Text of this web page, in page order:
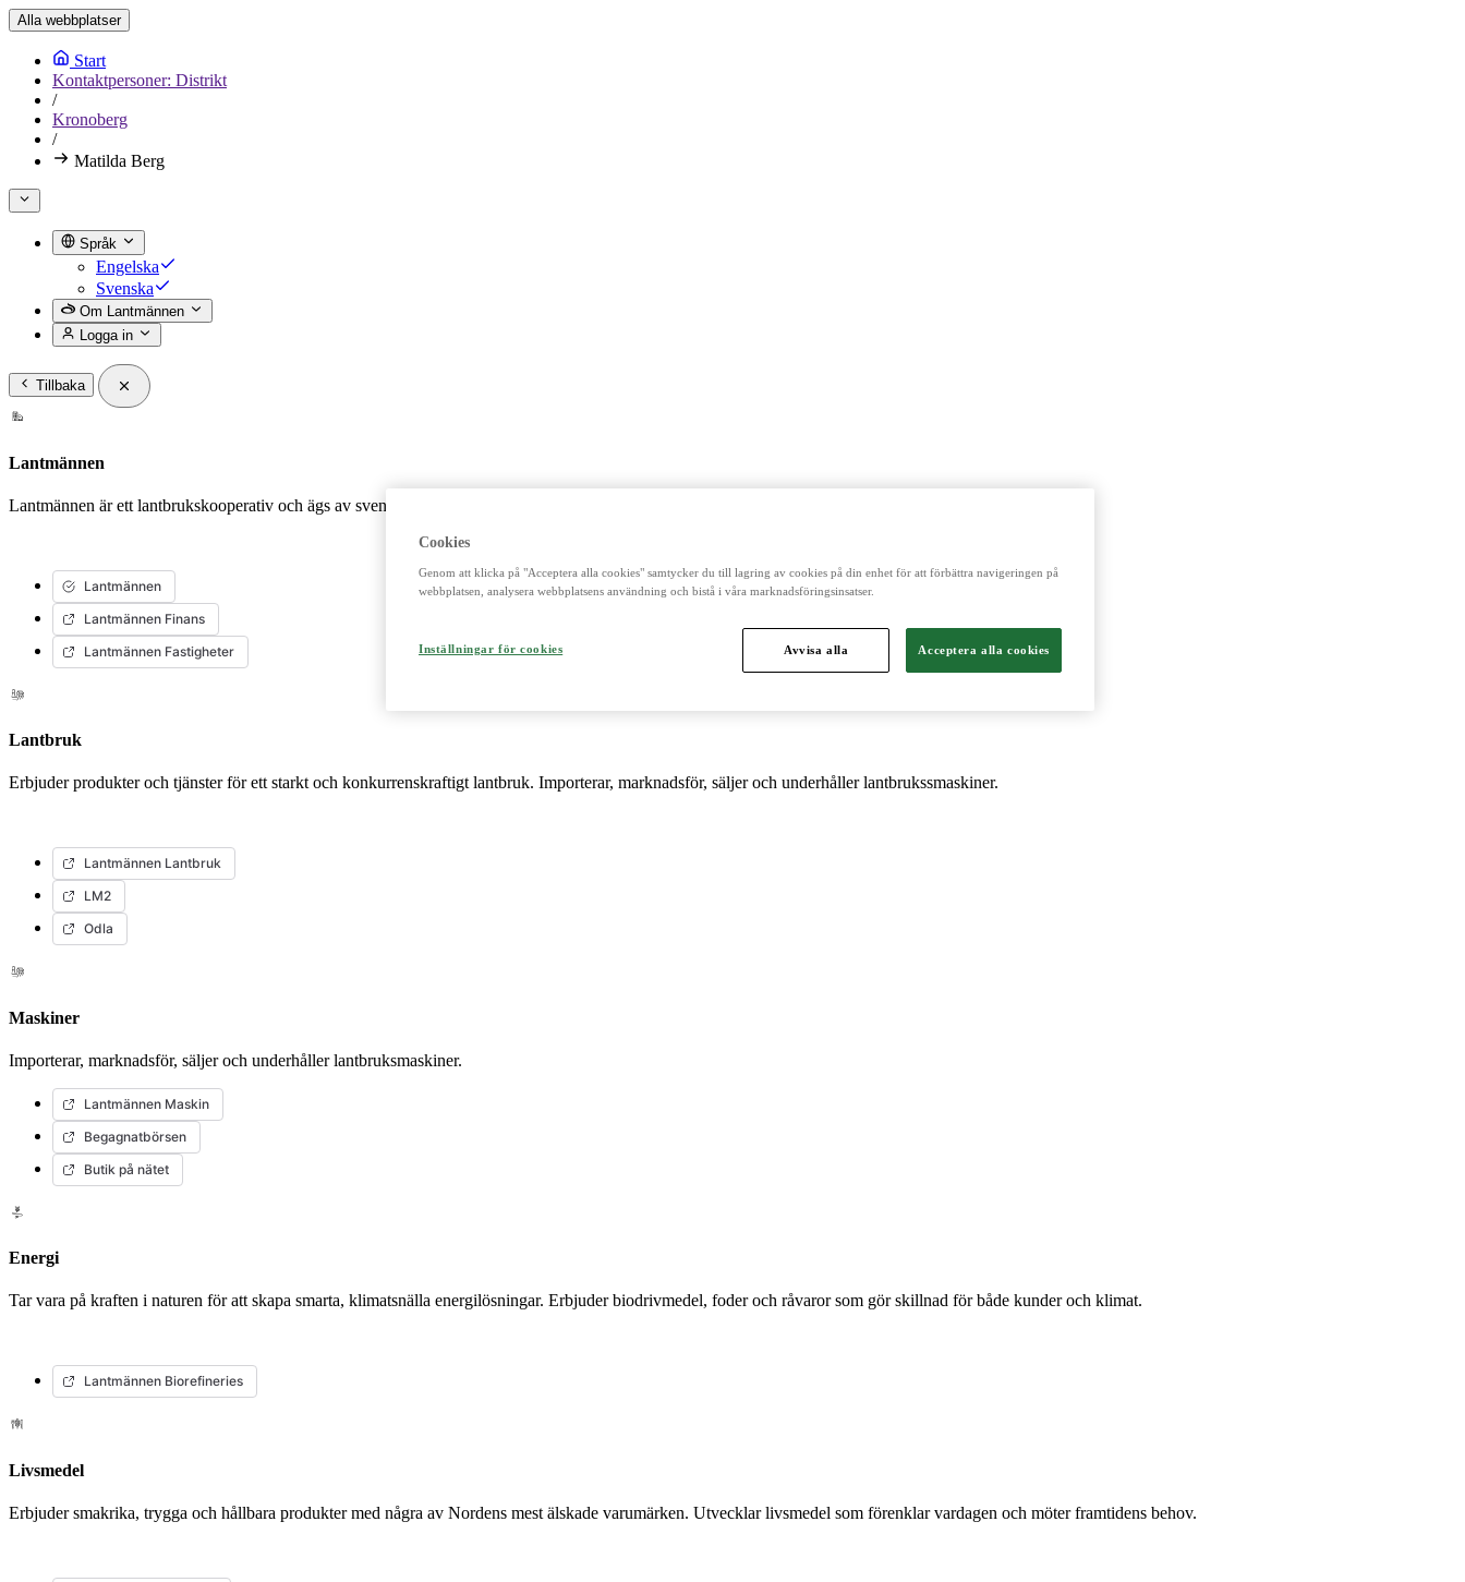
Alla webbplatser
Start
Kontaktpersoner: Distrikt
/
Kronoberg
/
Matilda Berg
Språk
Engelska
Svenska
Om Lantmännen
Logga in
Tillbaka
Lantmännen
Lantmännen är ett lantbrukskooperativ och ägs av svenska lantbrukare och är norra Europas ledande aktör inom lantbruk, maskin, bioenergi och livsmedel.
Lantmännen
Lantmännen Finans
Lantmännen Fastigheter
Lantbruk
Erbjuder produkter och tjänster för ett starkt och konkurrenskraftigt lantbruk. Importerar, marknadsför, säljer och underhåller lantbrukssmaskiner.
Lantmännen Lantbruk
LM2
Odla
Maskiner
Importerar, marknadsför, säljer och underhåller lantbruksmaskiner.
Lantmännen Maskin
Begagnatbörsen
Butik på nätet
Energi
Tar vara på kraften i naturen för att skapa smarta, klimatsnälla energilösningar. Erbjuder biodrivmedel, foder och råvaror som gör skillnad för både kunder och klimat.
Lantmännen Biorefineries
Livsmedel
Erbjuder smakrika, trygga och hållbara produkter med några av Nordens mest älskade varumärken. Utvecklar livsmedel som förenklar vardagen och möter framtidens behov.
Cookies
Genom att klicka på "Acceptera alla cookies" samtycker du till lagring av cookies på din enhet för att förbättra navigeringen på
webbplatsen, analysera webbplatsens användning och bistå i våra marknadsföringsinsatser.
Inställningar för cookies Avvisa alla Acceptera alla cookies